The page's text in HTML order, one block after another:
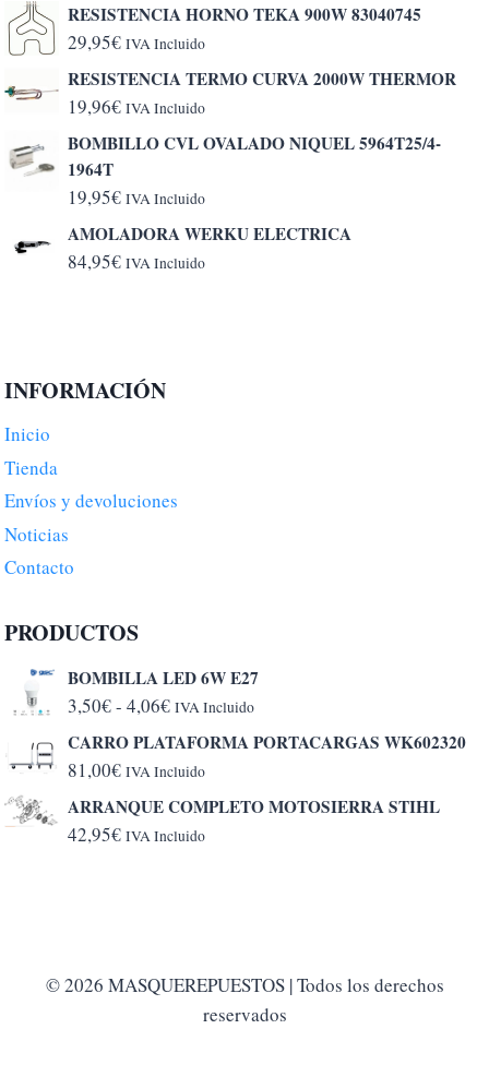
RESISTENCIA HORNO TEKA 900W 83040745
29,95€ IVA Incluido
RESISTENCIA TERMO CURVA 2000W THERMOR
19,96€ IVA Incluido
BOMBILLO CVL OVALADO NIQUEL 5964T25/4-
1964T
19,95€ IVA Incluido
AMOLADORA WERKU ELECTRICA
84,95€ IVA Incluido
INFORMACIÓN
Inicio
Tienda
Envíos y devoluciones
Noticias
Contacto
PRODUCTOS
BOMBILLA LED 6W E27
3,50€- 4,06€Rango
de
precios:
IVA Incluido
CARRO PLATAFORMA PORTACARGAS WK602320
81,00€ IVA Incluido
ARRANQUE COMPLETO MOTOSIERRA STIHL
42,95€ IVA Incluido
© 2026 MASQUEREPUESTOS | Todos los derechos
reservados